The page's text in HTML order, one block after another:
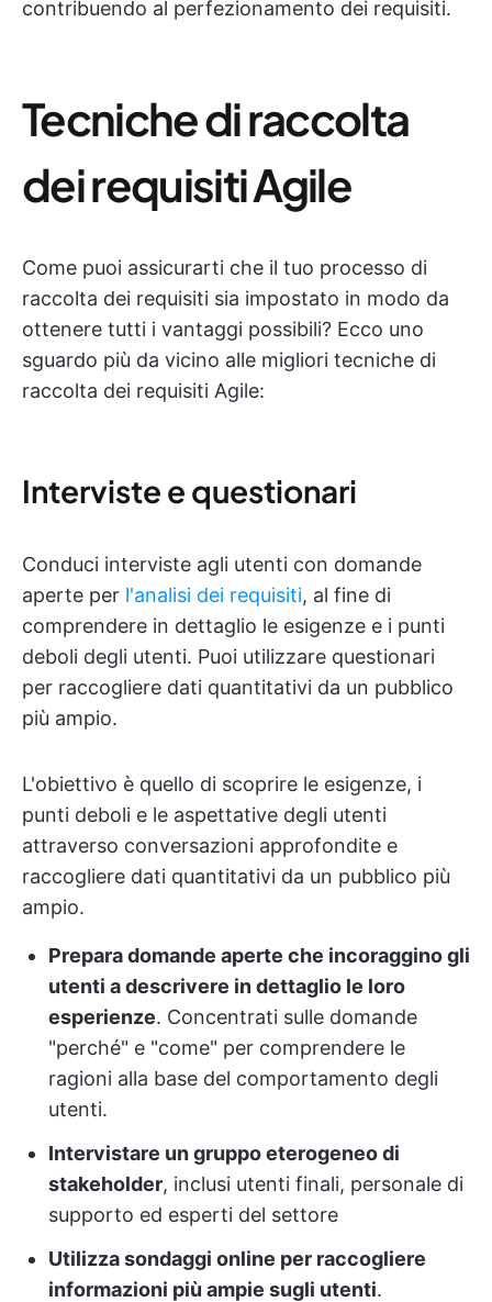
contribuendo al perfezionamento dei requisiti.
Tecniche di raccolta
dei requisiti Agile
Come puoi assicurarti che il tuo processo di
raccolta dei requisiti sia impostato in modo da
ottenere tutti i vantaggi possibili? Ecco uno
sguardo più da vicino alle migliori tecniche di
raccolta dei requisiti Agile:
Interviste e questionari
Conduci interviste agli utenti con domande
aperte per l'analisi dei requisiti, al fine di
comprendere in dettaglio le esigenze e i punti
deboli degli utenti. Puoi utilizzare questionari
per raccogliere dati quantitativi da un pubblico
più ampio.
L'obiettivo è quello di scoprire le esigenze, i
punti deboli e le aspettative degli utenti
attraverso conversazioni approfondite e
raccogliere dati quantitativi da un pubblico più
ampio.
Prepara domande aperte che incoraggino gli
utenti a descrivere in dettaglio le loro
esperienze. Concentrati sulle domande
"perché" e "come" per comprendere le
ragioni alla base del comportamento degli
utenti.
Intervistare un gruppo eterogeneo di
stakeholder, inclusi utenti finali, personale di
supporto ed esperti del settore
Utilizza sondaggi online per raccogliere
informazioni più ampie sugli utenti.